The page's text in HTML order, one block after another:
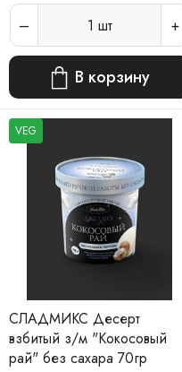
1 шт
В корзину
VEG
СЛАДМИКС Десерт
взбитый з/м "Кокосовый
рай" без сахара 70гр